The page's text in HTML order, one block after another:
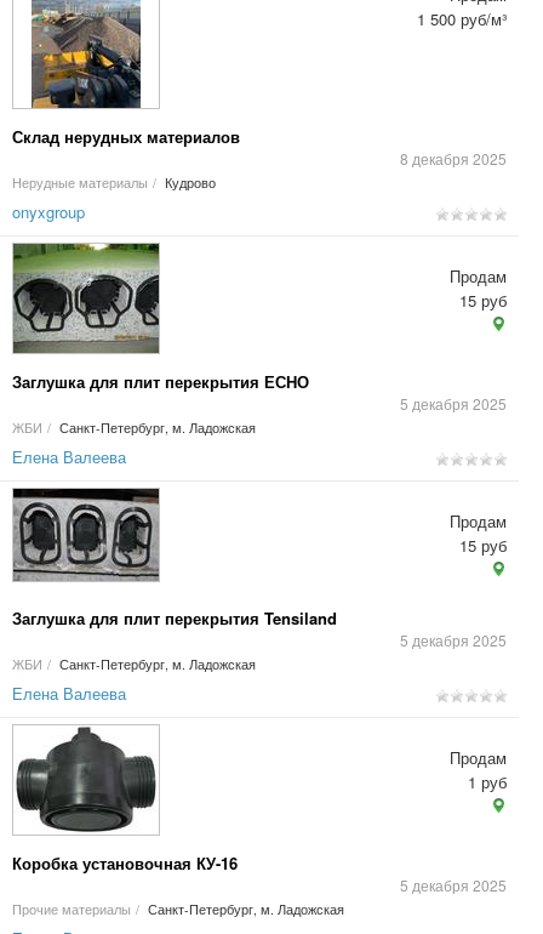
Склад нерудных материалов
8 декабря 2025
Нерудные материалы / Кудрово
1 500 руб/м³
onyxgroup
Заглушка для плит перекрытия ЕСНО
5 декабря 2025
ЖБИ / Санкт-Петербург, м. Ладожская
Продам
15 руб
Елена Валеева
Заглушка для плит перекрытия Tensiland
5 декабря 2025
ЖБИ / Санкт-Петербург, м. Ладожская
Продам
15 руб
Елена Валеева
Коробка установочная КУ-16
5 декабря 2025
Прочие материалы / Санкт-Петербург, м. Ладожская
Продам
1 руб